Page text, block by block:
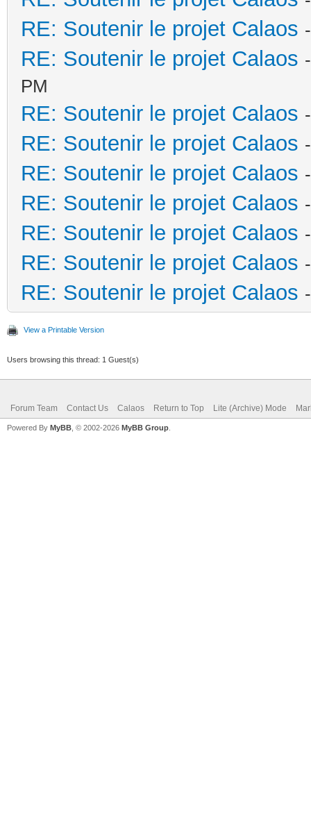
RE: Soutenir le projet Calaos
RE: Soutenir le projet Calaos
PM
RE: Soutenir le projet Calaos
RE: Soutenir le projet Calaos
RE: Soutenir le projet Calaos
RE: Soutenir le projet Calaos
RE: Soutenir le projet Calaos
RE: Soutenir le projet Calaos
RE: Soutenir le projet Calaos
View a Printable Version
Users browsing this thread: 1 Guest(s)
Forum Team Contact Us Calaos Return to Top Lite (Archive) Mode
Powered By MyBB , © 2002-2026 MyBB Group